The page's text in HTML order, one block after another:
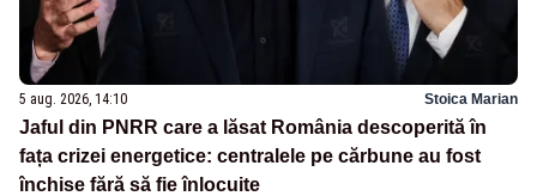
5 aug. 2026, 14:10 Stoica Marian
Jaful din PNRR care a lăsat România descoperită în
fața crizei energetice: centralele pe cărbune au fost
închise fără să fie înlocuite